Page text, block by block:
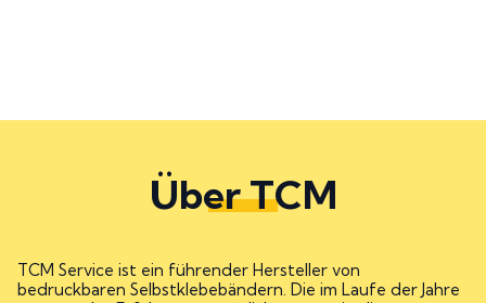
Über TCM
TCM Service ist ein führender Hersteller von
bedruckbaren Selbstklebebändern. Die im Laufe der Jahre